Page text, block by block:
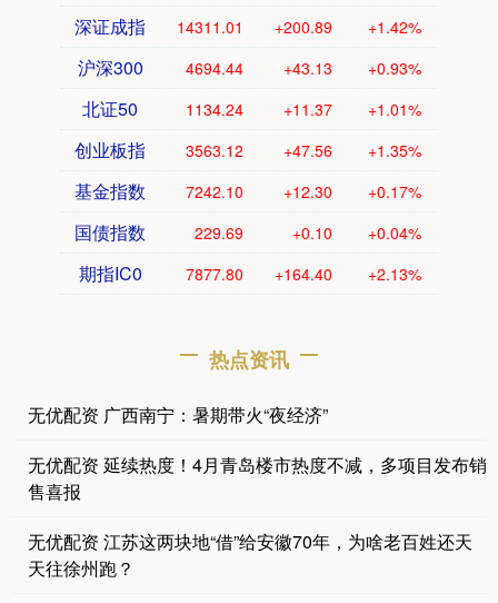
深证成指 14311.01 +200.89 +1.42%
沪深300 4694.44 +43.13 +0.93%
北证50 1134.24 +11.37 +1.01%
创业板指 3563.12 +47.56 +1.35%
基金指数 7242.10 +12.30 +0.17%
国债指数 229.69 +0.10 +0.04%
期指IC0 7877.80 +164.40 +2.13%
热点资讯
无优配资 广西南宁：暑期带火“夜经济”
无优配资 延续热度！4月青岛楼市热度不减，多项目发布销
售喜报
无优配资 江苏这两块地“借”给安徽70年，为啥老百姓还天
天往徐州跑？